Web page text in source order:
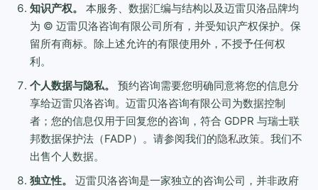
知识产权。
本服务、数据汇编与结构以及迈雷贝洛品牌均
为 © 迈雷贝洛咨询有限公司所有，并受知识产权保护。保
留所有商标。除上述允许的有限使用外，不授予任何权
利。
个人数据与隐私。
预约咨询需要您明确同意将您的信息分
享给迈雷贝洛咨询。迈雷贝洛咨询有限公司为数据控制
者；您的信息仅用于回复您的咨询，符合 GDPR 与瑞士联
邦数据保护法（FADP）。请参阅我们的隐私政策。我们不
出售个人数据。
独立性。
迈雷贝洛咨询是一家独立的咨询公司，并非政府